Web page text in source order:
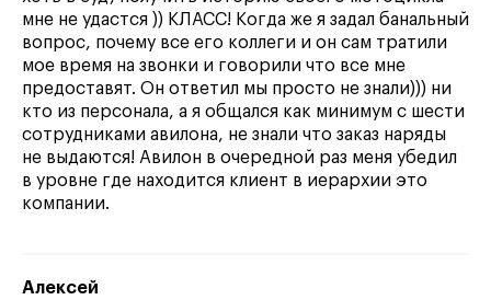
мне не удастся )) КЛАСС! Когда же я задал банальный
вопрос, почему все его коллеги и он сам тратили
мое время на звонки и говорили что все мне
предоставят. Он ответил мы просто не знали))) ни
кто из персонала, а я общался как минимум с шести
сотрудниками авилона, не знали что заказ наряды
не выдаются! Авилон в очередной раз меня убедил
в уровне где находится клиент в иерархии это
компании.
Алексей